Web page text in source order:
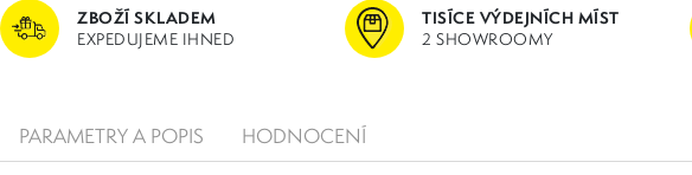
ZBOŽÍ SKLADEM
EXPEDUJEME IHNED
TISÍCE VÝDEJNÍCH MÍST
2 SHOWROOMY
PARAMETRY A POPIS HODNOCENÍ